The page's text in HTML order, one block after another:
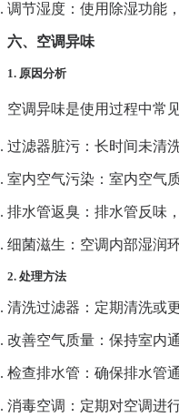
调节湿度 ：使用除湿功能
六、空调异味
1. 原因分析
空调异味是使用过程中常
过滤器脏污 ：长时间未清
室内空气污染 ：室内空气
排水管返臭 ：排水管反味
细菌滋生 ：空调内部湿润
2. 处理方法
清洗过滤器 ：定期清洗或
改善空气质量 ：保持室内
检查排水管 ：确保排水管
消毒空调 ：定期对空调进